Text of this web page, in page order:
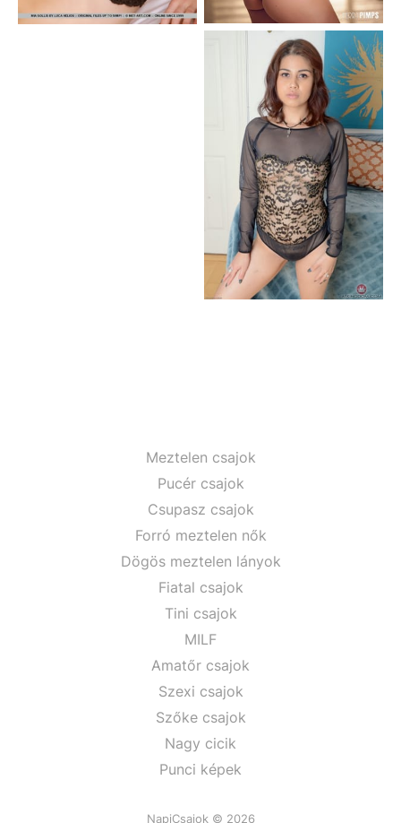
Meztelen csajok
Pucér csajok
Csupasz csajok
Forró meztelen nők
Dögös meztelen lányok
Fiatal csajok
Tini csajok
MILF
Amatőr csajok
Szexi csajok
Szőke csajok
Nagy cicik
Punci képek
NapiCsajok © 2026